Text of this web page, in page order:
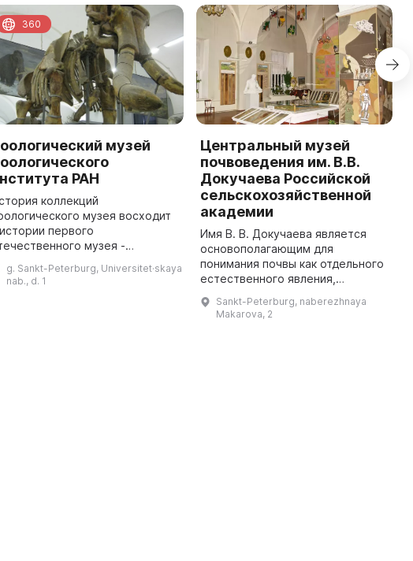
музей
РАН
коллекций
музея восходит
первого
музея -
Все началось с Москвы, где
перевезены
g. Sankt-Peterburg, Universitet·skaya
nab., d. 1
360
Центральный музей
почвоведения им. В.В.
Докучаева Российской
сельскохозяйственной
академии
Имя В. В. Докучаева является
основополагающим для
понимания почвы как отдельного
естественного явления,
свойства и пространственное
положение. В 1904 году по
Sankt-Peterburg, naberezhnaya
Makarova, 2